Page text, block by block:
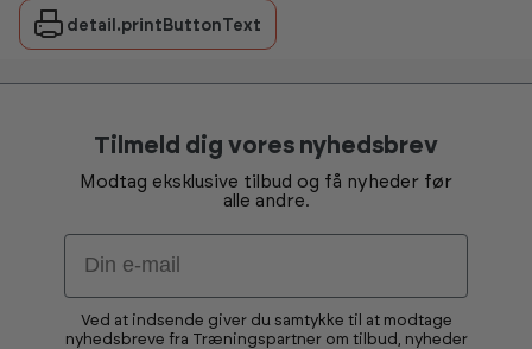
detail.printButtonText
Tilmeld dig vores nyhedsbrev
Modtag eksklusive tilbud og få nyheder før
alle andre.
Email
Ved at indsende giver du samtykke til at modtage
nyhedsbreve fra Træningspartner om tilbud, nyheder